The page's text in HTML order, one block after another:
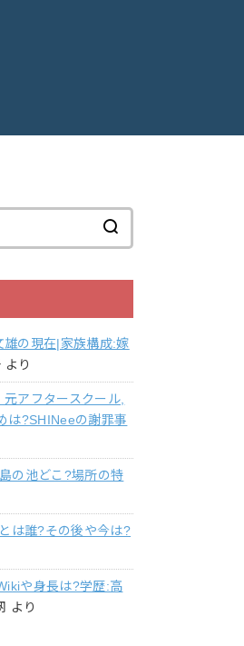
雄の現在|家族構成:嫁
より
元アフタースクール,
は?SHINeeの謝罪事
の池どこ?場所の特
は誰?その後や今は?
や身長は?学歴:高
より